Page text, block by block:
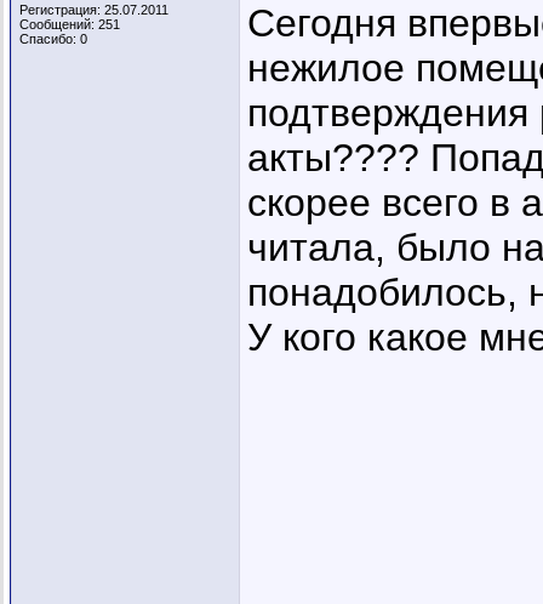
Регистрация: 25.07.2011
Сообщений: 251
Спасибо: 0
Сегодня
нежилое
акты????
скорее всего в
читала, было
понадобилось,
У кого какое